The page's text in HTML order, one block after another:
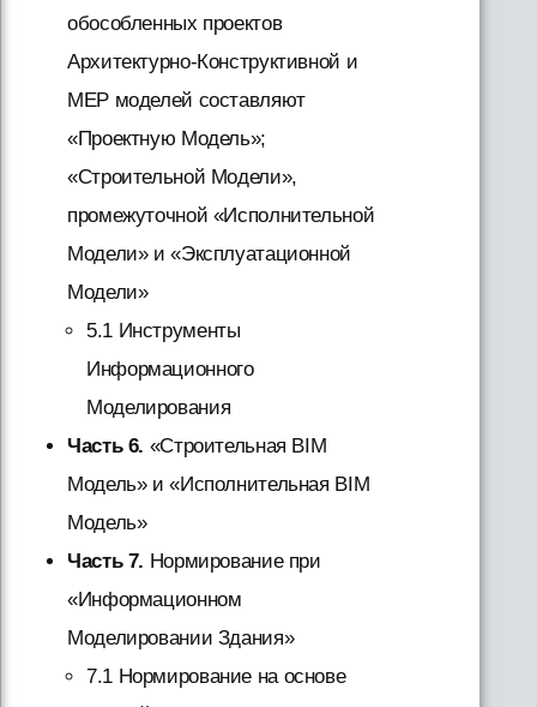
обособленных проектов
Архитектурно-Конструктивной и
МЕР моделей составляют
«Проектную Модель»;
«Строительной Модели»,
промежуточной «Исполнительной
Модели» и «Эксплуатационной
Модели»
5.1 Инструменты
Информационного
Моделирования
Часть 6. «Строительная BIM
Модель» и «Исполнительная BIM
Модель»
Часть 7. Нормирование при
«Информационном
Моделировании Здания»
7.1 Нормирование на основе